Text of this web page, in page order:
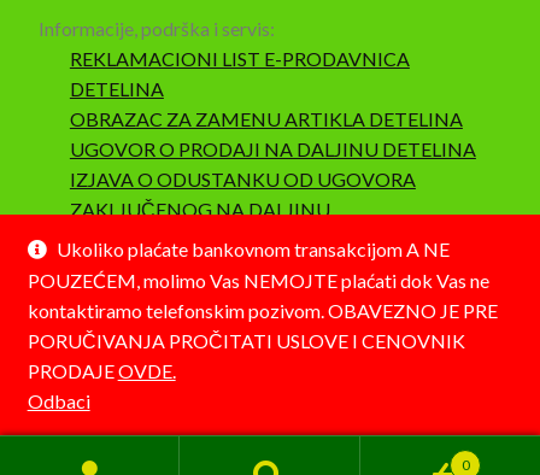
Ukoliko plaćate bankovnom transakcijom A NE
POUZEĆEM, molimo Vas NEMOJTE plaćati dok Vas ne
kontaktiramo telefonskim pozivom. OBAVEZNO JE PRE
PORUČIVANJA PROČITATI USLOVE I CENOVNIK
PRODAJEOVDE.
Odbaci
Informacije, podrška i servis:
REKLAMACIONI LIST E-PRODAVNICA
DETELINA
OBRAZAC ZA ZAMENU ARTIKLA DETELINA
UGOVOR O PRODAJI NA DALJINU DETELINA
IZJAVA O ODUSTANKU OD UGOVORA
ZAKLJUČENOG NA DALJINU
SAOBRAZNOST I REKLAMACIJA
© Detelina 2026
0